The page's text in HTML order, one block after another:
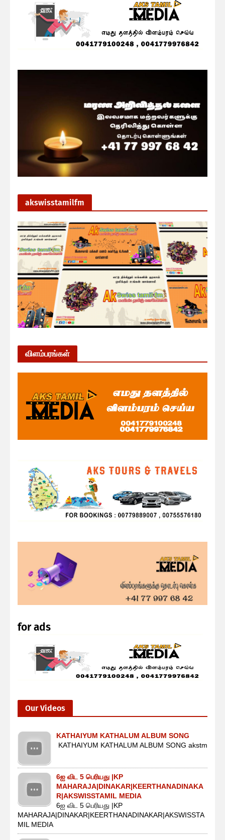
akswisstamilfm
விளம்பரங்கள்
for ads
Our Videos
KATHAIYUM KATHALUM ALBUM SONG
KATHAIYUM KATHALUM ALBUM SONG akstm
6ஐ விட 5 பெரியது |KP
MAHARAJA|DINAKAR|KEERTHANADINAKA
R|AKSWISSTAMIL MEDIA
6ஐ விட 5 பெரியது |KP
MAHARAJA|DINAKAR|KEERTHANADINAKAR|AKSWISSTA
MIL MEDIA